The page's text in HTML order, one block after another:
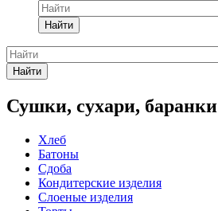
Найти
Найти
Сушки, сухари, баранки
Хлеб
Батоны
Сдоба
Кондитерские изделия
Слоеные изделия